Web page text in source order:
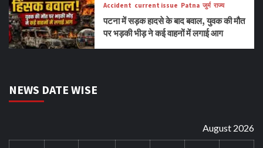
Accident current issue Patna जुर्म राज्य
पटना में सड़क हादसे के बाद बवाल, युवक की मौत
पर भड़की भीड़ ने कई वाहनों में लगाई आग
NEWS DATE WISE
August 2026